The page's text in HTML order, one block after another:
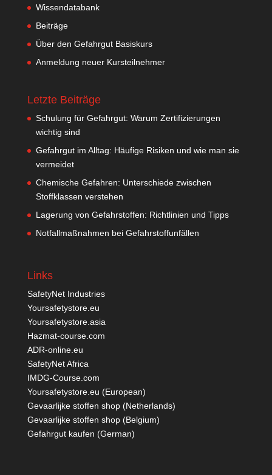
Wissendatabank
Beiträge
Über den Gefahrgut Basiskurs
Anmeldung neuer Kursteilnehmer
Letzte Beiträge
Schulung für Gefahrgut: Warum Zertifizierungen
wichtig sind
Gefahrgut im Alltag: Häufige Risiken und wie man sie
vermeidet
Chemische Gefahren: Unterschiede zwischen
Stoffklassen verstehen
Lagerung von Gefahrstoffen: Richtlinien und Tipps
Notfallmaßnahmen bei Gefahrstoffunfällen
Links
SafetyNet Industries
Yoursafetystore.eu
Yoursafetystore.asia
Hazmat-course.com
ADR-online.eu
SafetyNet Africa
IMDG-Course.com
Yoursafetystore.eu (European)
Gevaarlijke stoffen shop (Netherlands)
Gevaarlijke stoffen shop (Belgium)
Gefahrgut kaufen (German)